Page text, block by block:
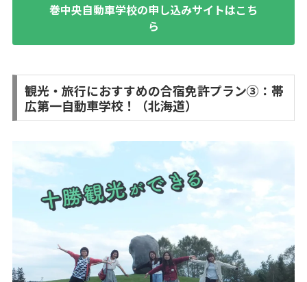
巻中央自動車学校の申し込みサイトはこち
ら
観光・旅行におすすめの合宿免許プラン③：帯
広第一自動車学校！（北海道）